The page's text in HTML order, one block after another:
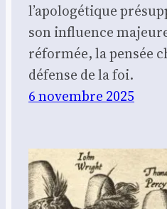
l’apologétique
son influence
réformée, la pensée
défense de la foi.
6 novembre 2025